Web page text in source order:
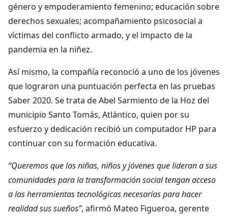
género y empoderamiento femenino; educación sobre
derechos sexuales; acompañamiento psicosocial a
víctimas del conflicto armado, y el impacto de la
pandemia en la niñez.
Así mismo, la compañía reconoció a uno de los jóvenes
que lograron una puntuación perfecta en las pruebas
Saber 2020. Se trata de Abel Sarmiento de la Hoz del
municipio Santo Tomás, Atlántico, quien por su
esfuerzo y dedicación recibió un computador HP para
continuar con su formación educativa.
“Queremos que las niñas, niños y jóvenes que lideran a sus
comunidades para la transformación social tengan acceso
a las herramientas tecnológicas necesarias para hacer
realidad sus sueños”, afirmó Mateo Figueroa, gerente